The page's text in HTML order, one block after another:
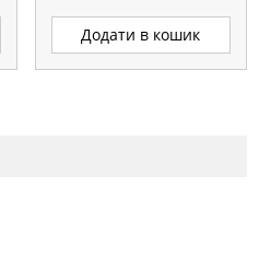
Додати в кошик